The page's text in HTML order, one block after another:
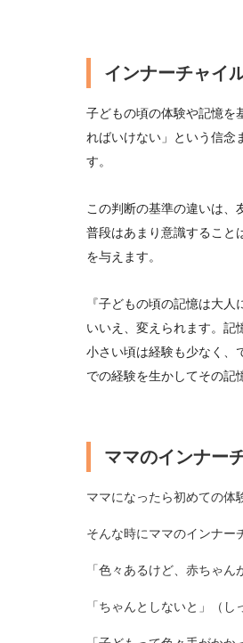
インナーチャイ
子どもの頃の体験や記憶を
ればいけない」という信念
す。
この判断の基準の違いは、
普段はあまり意識すること
を与えます。
『子どもの頃の記憶は大人
いいえ、変えられます。記
小さい頃は経験も少なく、
での経験を生かしてその記
ママのインナー
ママになったら初めての体
そんな時にママのインナー
「色々あるけど、赤ちゃ
「ちゃんとしないと」（し